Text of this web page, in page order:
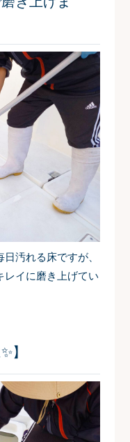
汚れる床ですが、
レイに磨き上げてい
】